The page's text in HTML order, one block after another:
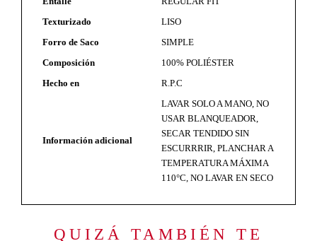
Texturizado
LISO
Forro de Saco
SIMPLE
Composición
100% POLIÉSTER
Hecho en
R.P.C
Información adicional
LAVAR SOLO A MANO, NO
USAR BLANQUEADOR,
SECAR TENDIDO SIN
ESCURRRIR, PLANCHAR A
TEMPERATURA MÁXIMA
110°C, NO LAVAR EN SECO
QUIZÁ TAMBIÉN TE